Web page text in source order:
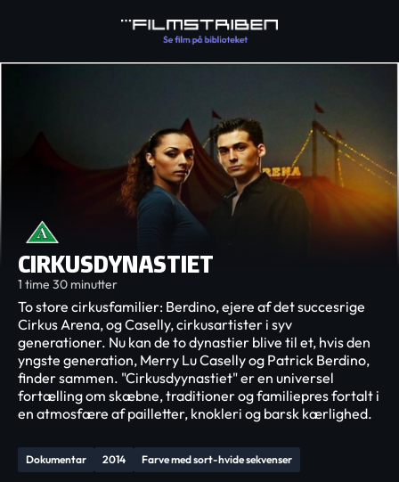
CIRKUSDYNASTIET
1 time 30 minutter
Dokumentar 2014 Farve med sort-hvide sekvenser
To store cirkusfamilier: Berdino, ejere af det succesrige
Cirkus Arena, og Caselly, cirkusartister i syv
generationer. Nu kan de to dynastier blive til et, hvis den
yngste generation, Merry Lu Caselly og Patrick Berdino,
finder sammen. "Cirkusdyynastiet" er en universel
fortælling om skæbne, traditioner og familiepres fortalt i
en atmosfære af pailletter, knokleri og barsk kærlighed.